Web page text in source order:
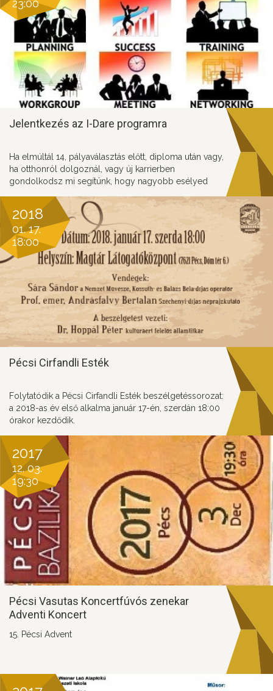
csapadék összegyűjtése, amivel aszályos időszakban
biztosítható a víz pótlása. Adjunk nevet a tározónak!
Jelentkezés az I-Dare programra
23:00
Ha elmúltál 14, pályaválasztás előtt, diploma után vagy,
ha otthonról dolgoznál, vagy új karrierben
gondolkodsz mi segítünk, hogy nagyobb esélyed
szívesen motiválnál másokat és továbbadnád az
általad megszerzett tudást, amiben segítünk neked,
akkor Téged is várunk mentoraink között!
Pécsi Cirfandli Esték
2018
01. 17.
18:00
Folytatódik a Pécsi Cirfandli Esték beszélgetéssorozat:
a 2018-as év első alkalma január 17-én, szerdán 18:00
órakor kezdődik.
Pécsi Vasutas Koncertfúvós zenekar
Adventi Koncert
2017
12. 03.
19:30
15. Pécsi Advent